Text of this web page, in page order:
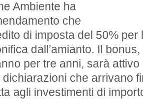
Ambiente ha
che
di imposta del 50%
dall’amianto. Il
per tre anni, sarà
che arrivano
agli investimenti di